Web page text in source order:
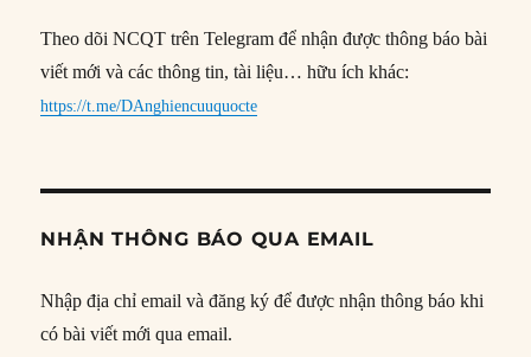
Theo dõi NCQT trên Telegram để nhận được thông báo bài
viết mới và các thông tin, tài liệu… hữu ích khác:
https://t.me/DAnghiencuuquocte
NHẬN THÔNG BÁO QUA EMAIL
Nhập địa chỉ email và đăng ký để được nhận thông báo khi
có bài viết mới qua email.